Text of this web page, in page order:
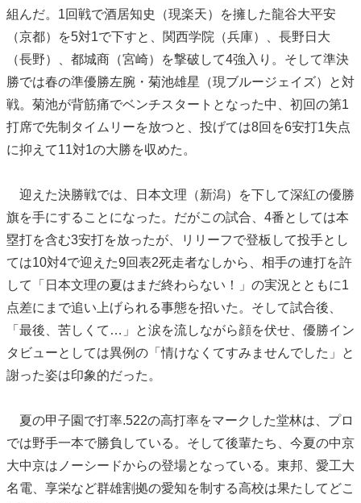
組んだ。1回戦で酒居知史（現楽天）を擁した龍谷大平安
（京都）を5対1で下すと、関西学院（兵庫）、長野日大
（長野）、都城商（宮崎）を撃破して4強入り。そして準決
勝では春の準優勝左腕・菊池雄星（現ブルージェイズ）と対
戦。菊池が背筋痛でベンチスタートとなった中、初回の第1
打席で先制タイムリーを放つと、投げては8回を6安打1失点
に抑えて11対1の大勝を収めた。
迎えた決勝戦では、日本文理（新潟）を下して深紅の優勝
旗を手にすることになった。だがこの試合、4番としては本
塁打を含む3安打を放ったが、リリーフで登板して投手とし
ては10対4で迎えた9回表2死走者なしから、相手の連打を許
して「日本文理の夏はまだ終わらない！」の実況とともに1
点差にまで追い上げられる事態を招いた。そして試合後、
「最後、苦しくて…」と涙を流しながら顔を伏せ、優勝イン
タビューとしては異例の「情けなくてすみませんでした」と
謝った姿は印象的だった。
夏の甲子園で打率.522の高打率をマークした堂林は、プロ
では野手一本で勝負している。そして後輩たち、今夏の中京
大中京はノーシードからの登場となっている。東邦、愛工大
名電、享栄など群雄割拠の愛知を制する高校は果たしてどこ